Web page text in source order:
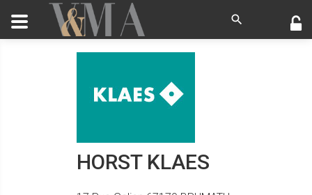
HORST KLAES